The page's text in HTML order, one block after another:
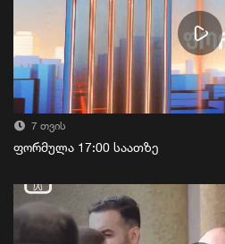
7 თვის
ფორმულა 17:00 საათზე